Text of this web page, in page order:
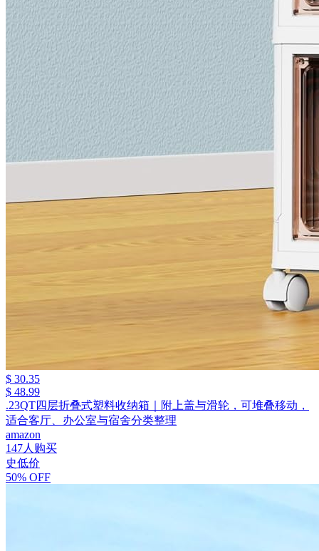
$ 30.35
$ 48.99
.23QT四层折叠式塑料收纳箱｜附上盖与滑轮，可堆叠移动，
适合客厅、办公室与宿舍分类整理
amazon
147人购买
史低价
50% OFF